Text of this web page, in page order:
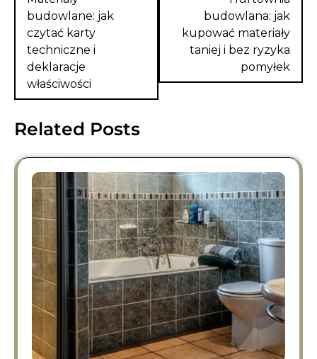
budowlane: jak
czytać karty
techniczne i
deklaracje
właściwości
budowlana: jak
kupować materiały
taniej i bez ryzyka
pomyłek
Related Posts